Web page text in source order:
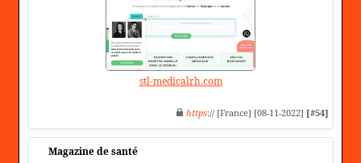
stl-medicalrh.com
https:// [France] [08-11-2022] [#54]
Magazine de santé